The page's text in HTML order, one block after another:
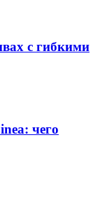
с гибкими
чего